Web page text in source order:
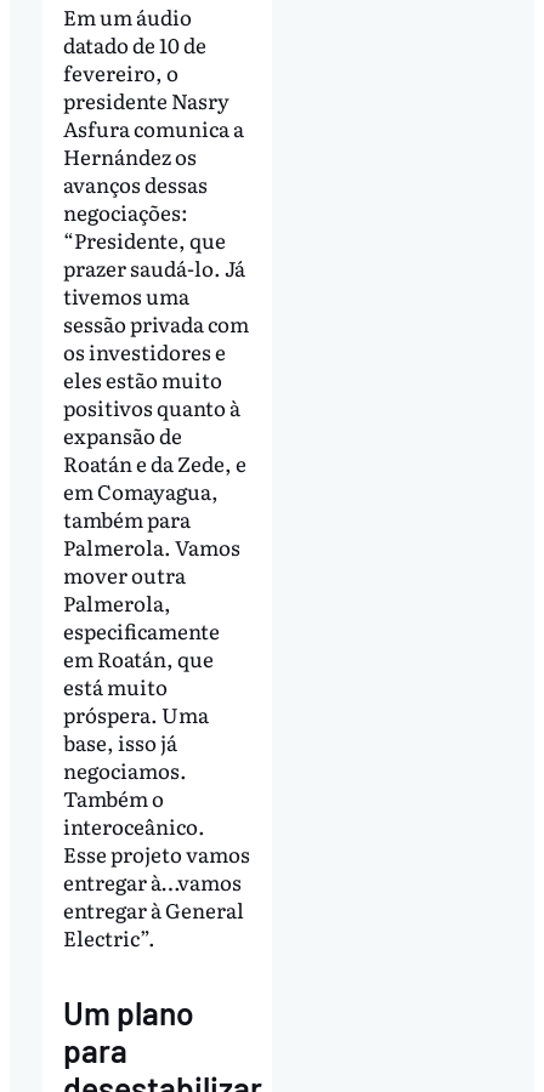
Em um áudio
datado de 10 de
fevereiro, o
presidente Nasry
Asfura comunica a
Hernández os
avanços dessas
negociações:
“Presidente, que
prazer saudá-lo. Já
tivemos uma
sessão privada com
os investidores e
eles estão muito
positivos quanto à
expansão de
Roatán e da Zede, e
em Comayagua,
também para
Palmerola. Vamos
mover outra
Palmerola,
especificamente
em Roatán, que
está muito
próspera. Uma
base, isso já
negociamos.
Também o
interoceânico.
Esse projeto vamos
entregar à…vamos
entregar à General
Electric”.
Um plano
para